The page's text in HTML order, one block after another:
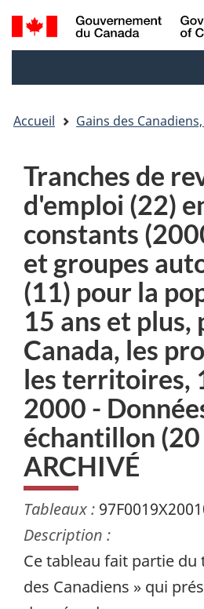
au
au
à
Recherche
et
Accueil Gains des
Tranches de
d'emploi (22)
constants
et groupes
(11) pour la
15 ans et plus,
Canada, les
les territoires,
2000 -
échantillon (20
ARCHIVÉ
Tableaux :
Description :
Ce tableau fait partie du
des Canadiens » qui